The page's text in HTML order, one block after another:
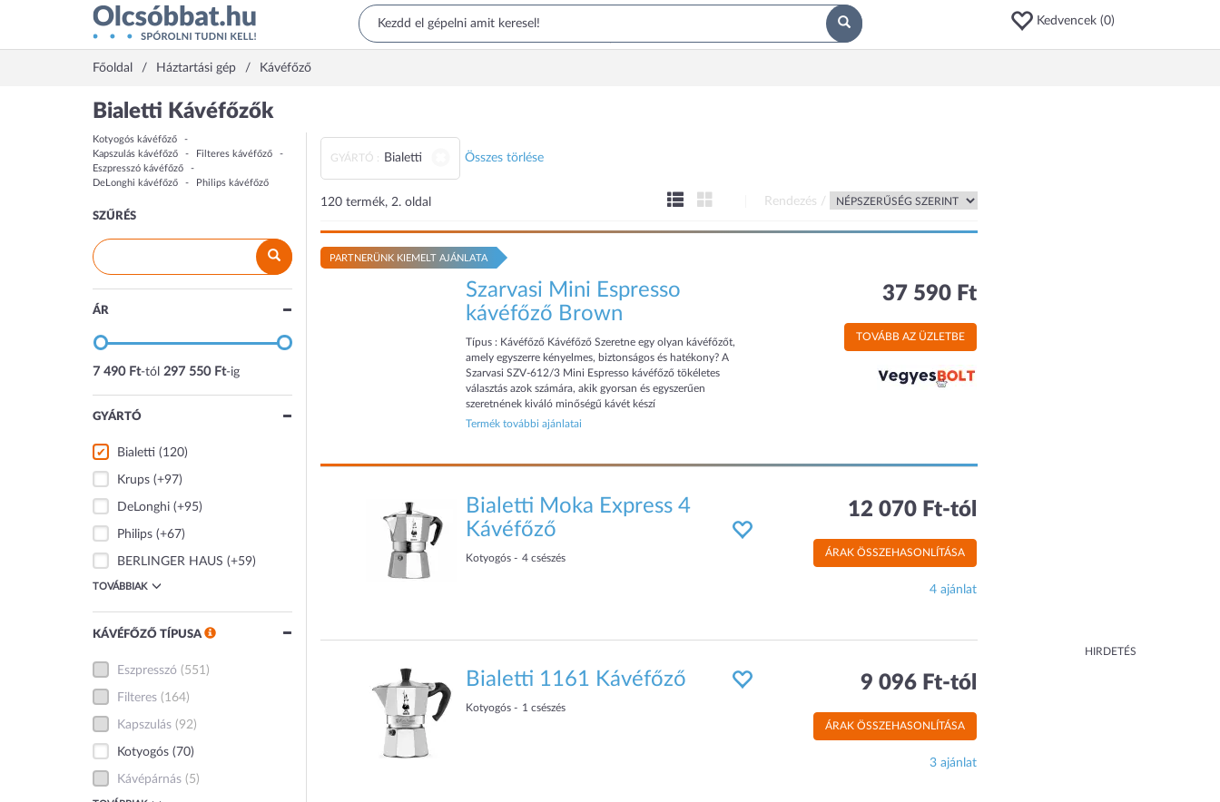
Kedvencek (0)
Főoldal Háztartási gép Kávéfőző
HIRDETÉS
Bialetti Kávéfőzők
Kotyogós kávéfőző
Kapszulás kávéfőző
Filteres kávéfőző
Eszpresszó kávéfőző
DeLonghi kávéfőző
Philips kávéfőző
SZŰRÉS
ÁR
7 490 Ft-tól 297 550 Ft-ig
GYÁRTÓ
Bialetti (120)
Krups (+97)
DeLonghi (+95)
Philips (+67)
BERLINGER HAUS (+59)
TOVÁBBIAK
KÁVÉFŐZŐ TÍPUSA
Eszpresszó (551)
Filteres (164)
Kapszulás (92)
Kotyogós (70)
Kávépárnás (5)
GYÁRTÓ : Bialetti Összes törlése
120 termék, 2. oldal Rendezés /
PARTNERÜNK KIEMELT AJÁNLATA
Szarvasi Mini Espresso
kávéfőző Brown
Típus : Kávéfőző Kávéfőző Szeretne egy olyan kávéfőzőt,
amely egyszerre kényelmes, biztonságos és hatékony? A
Szarvasi SZV-612/3 Mini Espresso kávéfőző tökéletes
választás azok számára, akik gyorsan és egyszerűen
szeretnének kiváló minőségű kávét készí
Termék további ajánlatai
37 590 Ft
TOVÁBB AZ ÜZLETBE
Bialetti Moka Express 4
Kávéfőző
Kotyogós 4 csészés
12 070 Ft-tól
ÁRAK ÖSSZEHASONLÍTÁSA
4 ajánlat
Bialetti 1161 Kávéfőző
Kotyogós 1 csészés
9 096 Ft-tól
ÁRAK ÖSSZEHASONLÍTÁSA
3 ajánlat